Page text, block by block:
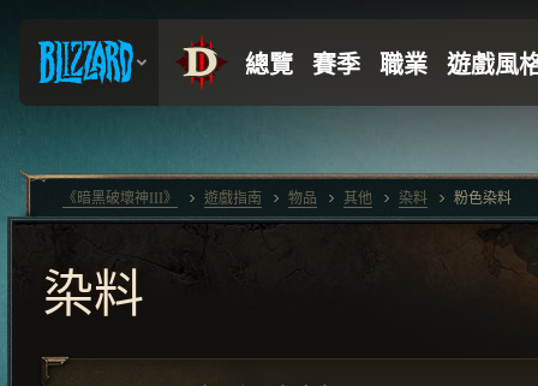
染料
《暗黑破壞神III》 遊戲指南 物品 其他 染料 粉色染料